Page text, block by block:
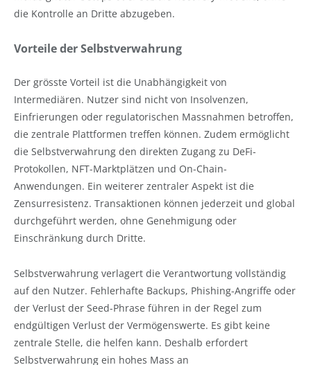
die Kontrolle an Dritte abzugeben.
Vorteile der Selbstverwahrung
Der grösste Vorteil ist die Unabhängigkeit von
Intermediären. Nutzer sind nicht von Insolvenzen,
Einfrierungen oder regulatorischen Massnahmen betroffen,
die zentrale Plattformen treffen können. Zudem ermöglicht
die Selbstverwahrung den direkten Zugang zu DeFi-
Protokollen, NFT-Marktplätzen und On-Chain-
Anwendungen. Ein weiterer zentraler Aspekt ist die
Zensurresistenz. Transaktionen können jederzeit und global
durchgeführt werden, ohne Genehmigung oder
Einschränkung durch Dritte.
Selbstverwahrung verlagert die Verantwortung vollständig
auf den Nutzer. Fehlerhafte Backups, Phishing-Angriffe oder
der Verlust der Seed-Phrase führen in der Regel zum
endgültigen Verlust der Vermögenswerte. Es gibt keine
zentrale Stelle, die helfen kann. Deshalb erfordert
Selbstverwahrung ein hohes Mass an